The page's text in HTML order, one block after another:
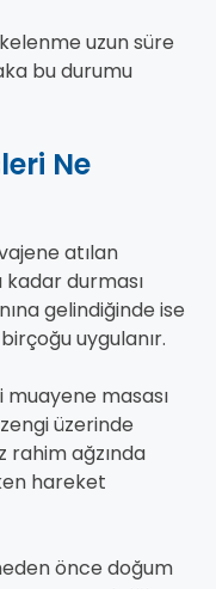
uzun süre
bu durumu
Ne
atılan
kadar durması
gelindiğinde ise
uygulanır.
muayene masası
üzerinde
rahim ağzında
hareket
önce doğum